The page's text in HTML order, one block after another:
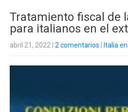
Tratamiento fiscal de
para italianos en el
abril 21, 2022 2 comentarios Italia